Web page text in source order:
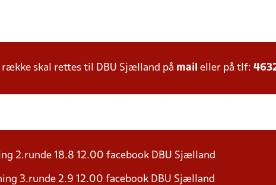
skal rettes til DBU Sjælland på mail eller på tlf:
2.runde 18.8 12.00 facebook DBU Sjælland
3.runde 2.9 12.00 facebook DBU Sjælland